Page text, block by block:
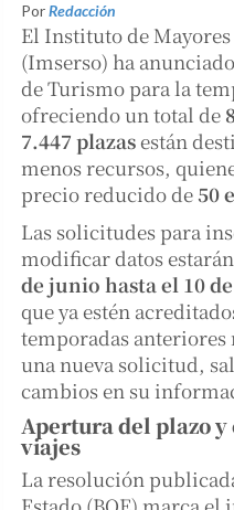
PorRedacción
El Instituto de
(Imserso) ha
de Turismo para la
ofreciendo un total de
7.447 plazasestán
menos recursos,
precio reducido de 50
Las solicitudes para
modificar datos
de junio hasta el 10
que ya estén
temporadas anteriores
una nueva solicitud,
cambios en su
Apertura del plazo
viajes
La resolución